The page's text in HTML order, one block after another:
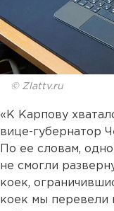
© Zlattv.ru
«К Карпову
вице-губернатор
По ее словам,
не смогли
коек,
коек мы перевели